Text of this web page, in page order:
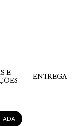
E
ENTREGA